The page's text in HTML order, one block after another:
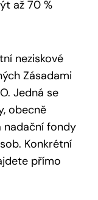
až 70 %
neziskové
Zásadami
Jedná se
obecně
nadační fondy
Konkrétní
přímo